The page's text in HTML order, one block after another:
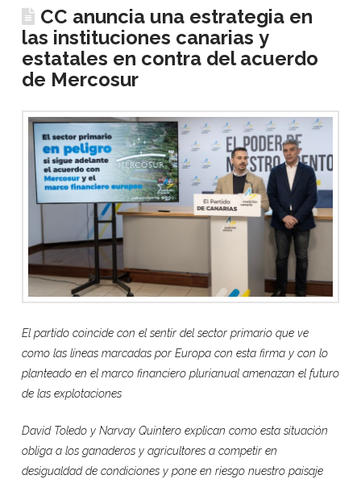
CC anuncia una estrategia en
las instituciones canarias y
estatales en contra del acuerdo
de Mercosur
El partido coincide con el sentir del sector primario que ve
como las líneas marcadas por Europa con esta firma y con lo
planteado en el marco financiero plurianual amenazan el futuro
de las explotaciones
David Toledo y Narvay Quintero explican como esta situación
obliga a los ganaderos y agricultores a competir en
desigualdad de condiciones y pone en riesgo nuestro paisaje